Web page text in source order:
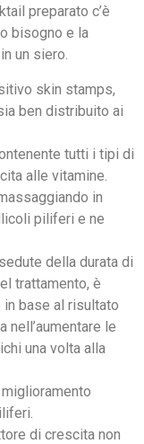
preparato c’è
bisogno e la
un siero.
skin stamps,
ben distribuito ai
tutti i tipi di
alle vitamine.
in
piliferi e ne
della durata di
trattamento, è
base al risultato
nell’aumentare le
una volta alla
di crescita non